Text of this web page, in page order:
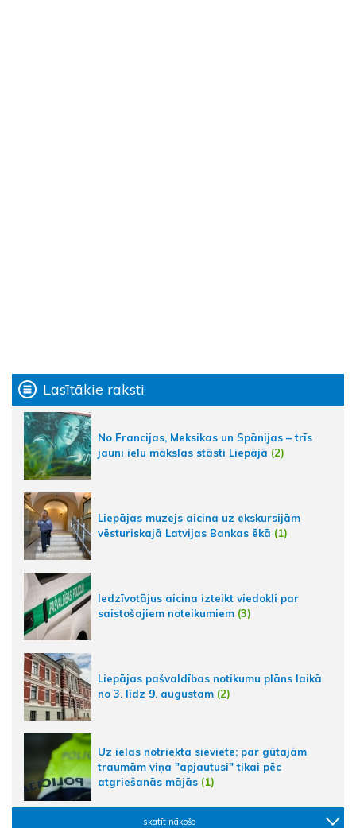
Lasītākie raksti
No Francijas, Meksikas un Spānijas – trīs
jauni ielu mākslas stāsti Liepājā (2)
Liepājas muzejs aicina uz ekskursijām
vēsturiskajā Latvijas Bankas ēkā (1)
Iedzīvotājus aicina izteikt viedokli par
saistošajiem noteikumiem (3)
Liepājas pašvaldības notikumu plāns laikā
no 3. līdz 9. augustam (2)
Uz ielas notriekta sieviete; par gūtajām
traumām viņa "apjautusi" tikai pēc
atgriešanās mājās (1)
skatīt nākošo